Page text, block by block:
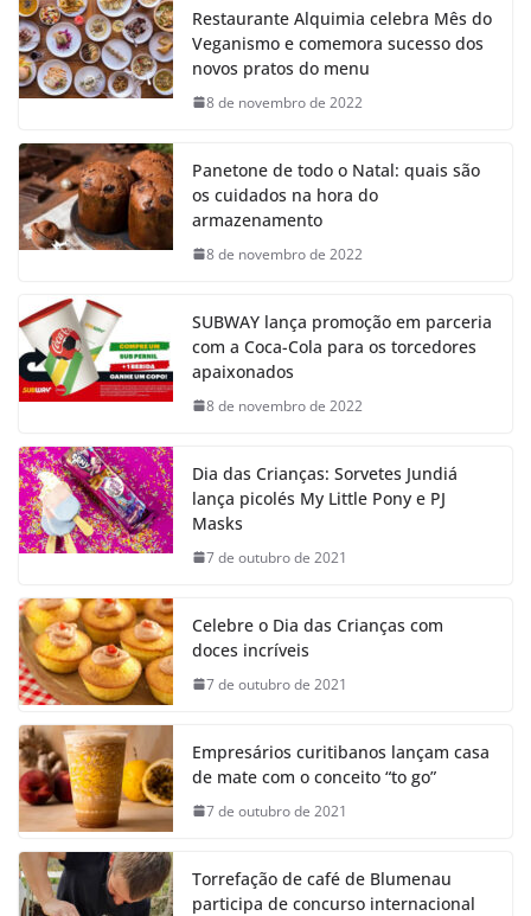
Restaurante Alquimia celebra Mês do
Veganismo e comemora sucesso dos
novos pratos do menu
8 de novembro de 2022
Panetone de todo o Natal: quais são
os cuidados na hora do
armazenamento
8 de novembro de 2022
SUBWAY lança promoção em parceria
com a Coca-Cola para os torcedores
apaixonados
8 de novembro de 2022
Dia das Crianças: Sorvetes Jundiá
lança picolés My Little Pony e PJ
Masks
7 de outubro de 2021
Celebre o Dia das Crianças com
doces incríveis
7 de outubro de 2021
Empresários curitibanos lançam casa
de mate com o conceito “to go”
7 de outubro de 2021
Torrefação de café de Blumenau
participa de concurso internacional